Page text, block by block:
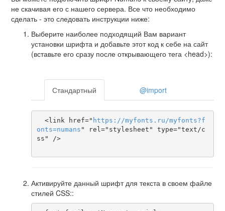
не скачивая его с нашего сервера. Все что необходимо
сделать - это следовать инструкции ниже:
Выберите наиболее подходящий Вам вариант
установки шрифта и добавьте этот код к себе на сайт
(вставьте его сразу после открывающего тега <head>):
Стандартный @import
  <link href="
https ://myfonts . ru /myfonts?f
onts=numans " rel="stylesheet" type="text/c
ss" />
Активируйте данный шрифт для текста в своем файле
стилей CSS::